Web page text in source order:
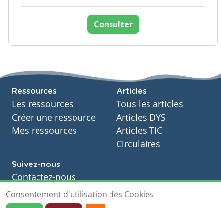
Consulter
Ressources
Les ressources
Créer une ressource
Mes ressources
Articles
Tous les articles
Articles DYS
Articles TIC
Circulaires
Suivez-nous
Contactez-nous
Soutien scolaire
Notre page Facebook
Consentement d'utilisation des Cookies